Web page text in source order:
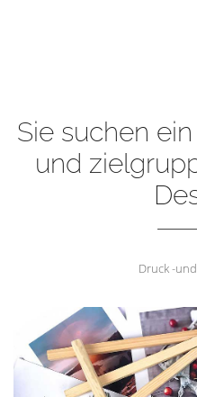
Sie suchen
und
Druck -